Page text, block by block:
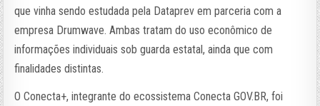
que vinha sendo estudada pela Dataprev em parceria com a
empresa Drumwave. Ambas tratam do uso econômico de
informações individuais sob guarda estatal, ainda que com
finalidades distintas.
O Conecta+, integrante do ecossistema Conecta GOV.BR, foi